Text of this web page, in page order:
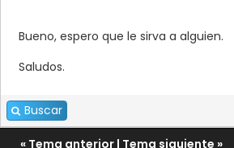
Bueno, espero que le sirva a alguien.
Saludos.
Buscar
« Tema anterior | Tema siguiente »